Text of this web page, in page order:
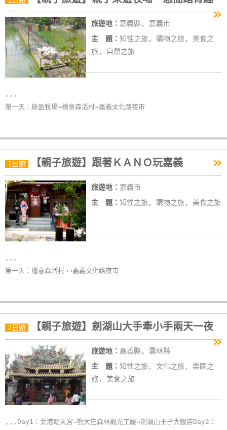
»
旅遊地： 嘉義縣, 嘉義市
主 題： 知性之旅, 購物之旅, 美食之
旅, 自然之旅
,,,
第一天：綠盈牧場→檜意森活村→嘉義文化路夜市
1日遊 【親子旅遊】跟著ＫＡＮＯ玩嘉義 »
旅遊地： 嘉義市
主 題： 知性之旅, 購物之旅, 美食之旅
,,,
第一天：檜意森活村→→嘉義文化路夜市
2日遊 【親子旅遊】劍湖山大手牽小手兩天一夜
»
旅遊地： 嘉義縣, 雲林縣
主 題： 知性之旅, 文化之旅, 樂園之
旅, 美食之旅
,,,Day1：北港朝天宮→熊大庄森林觀光工廠→劍湖山王子大飯店Day2：